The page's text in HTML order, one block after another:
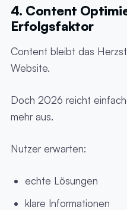
4. Content
Erfolgsfaktor
Content bleibt das
Website.
Doch 2026 reicht
mehr aus.
Nutzer erwarten:
echte Lösungen
klare Informationen